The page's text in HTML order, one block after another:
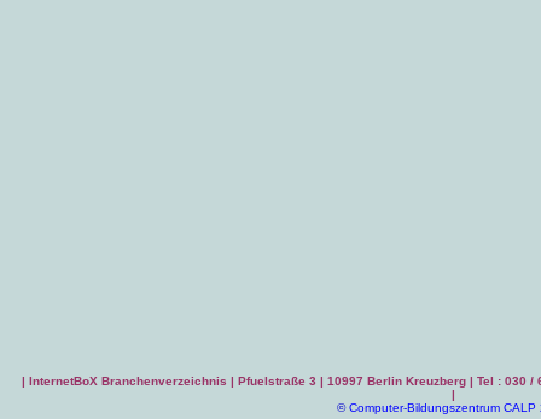
| InternetBoX Branchenverzeichnis | Pfuelstraße 3 | 10997 Berlin Kreuzberg | Tel : 030
|
©Computer-Bildungszentrum CALP